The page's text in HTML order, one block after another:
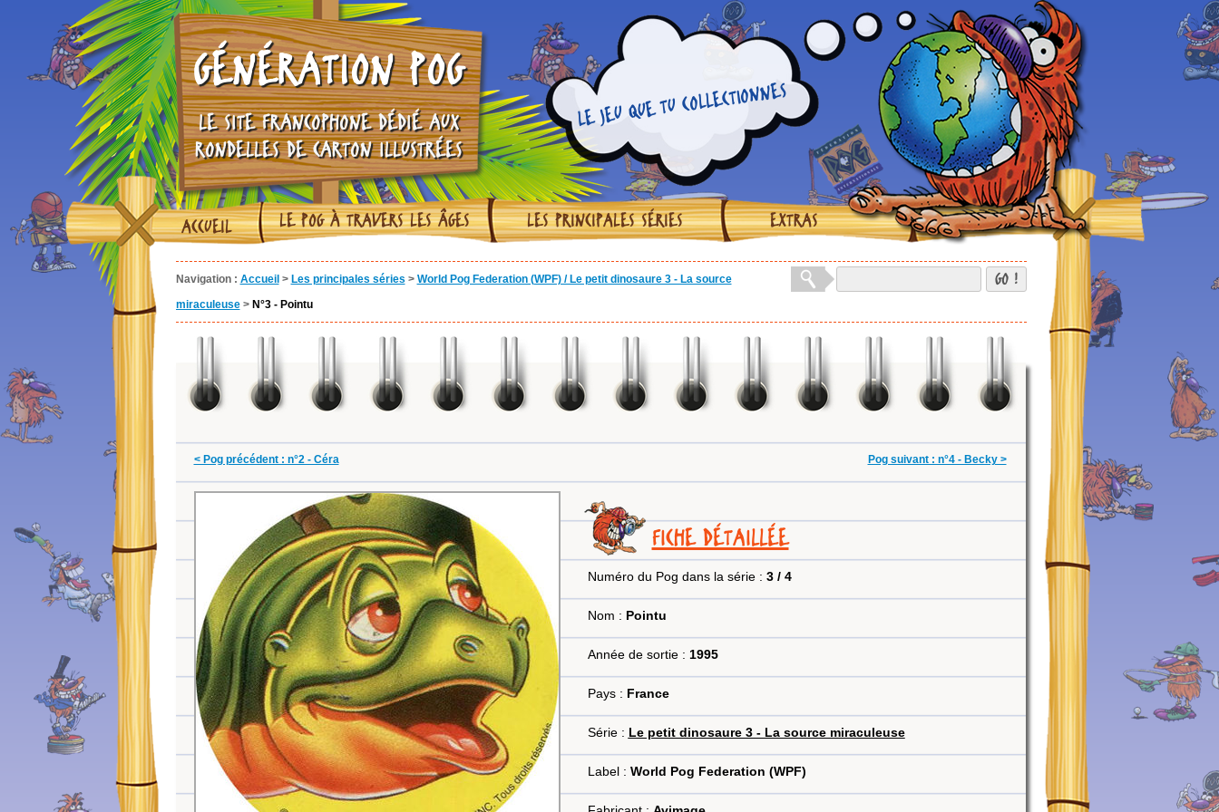
GÉNÉRATION POG
LE SITE FRANCOPHONE DÉDIÉ AUX
RONDELLES DE CARTON ILLUSTRÉES
LE JEU QUE TU COLLECTIONNES
ACCUEIL LE POG À TRAVERS LES ÂGES LES PRINCIPALES SÉRIES EXTRAS
Navigation : Accueil > Les principales séries > World Pog Federation (WPF) / Le petit dinosaure 3 - La source
miraculeuse > N°3 - Pointu
GO !
< Pog précédent : n°2 - Céra Pog suivant : n°4 - Becky >
FICHE DÉTAILLÉE
Numéro du Pog dans la série : 3 / 4
Nom : Pointu
Année de sortie : 1995
Pays : France
Série : Le petit dinosaure 3 - La source miraculeuse
Label : World Pog Federation (WPF)